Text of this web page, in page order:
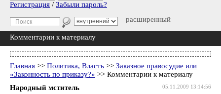
расширенный
Регистрация / Забыли пароль?
Комментарии к материалу
Главная >> Политика, Власть >> Заказное правосудие или
«Законность по приказу?» >> Комментарии к материалу
05.11.2009 13:14:56
Народный мститель